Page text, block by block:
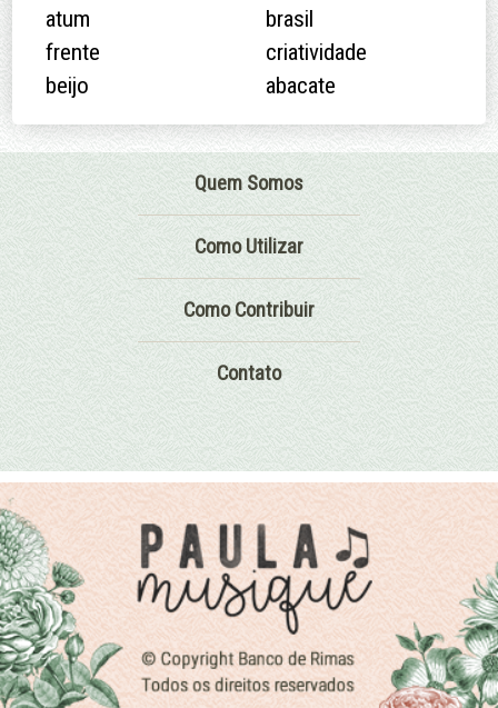
atum
brasil
frente
criatividade
beijo
abacate
Quem Somos
Como Utilizar
Como Contribuir
Contato